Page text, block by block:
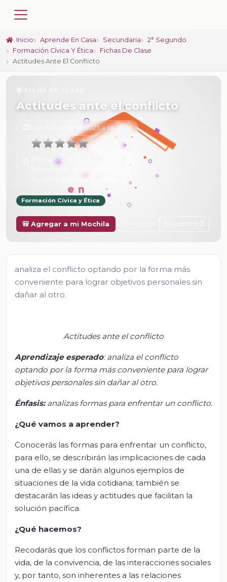
Inicio Aprende En Casa Secundaria
2° Segundo
Formación Cívica Y Ética
Fichas De Clase
Actitudes Ante El Conflicto
Actitudes ante el conflicto
6 de Febrero de 2025 a las 16:59
Promedio:
Sin calificar
Formación Cívica y Ética
🎒 Agregar a mi Mochila
analiza el conflicto optando por la forma más
conveniente para lograr objetivos personales sin
dañar al otro.
Actitudes ante el conflicto
Aprendizaje esperado: analiza el conflicto
optando por la forma másconveniente para lograr
objetivos personales sin dañar al otro.
Énfasis: analizas formas para enfrentar un conflicto.
¿Qué vamos a aprender?
Conocerás las formas para enfrentar un conflicto,
para ello, se describirán las implicaciones de cada
una de ellas y se darán algunos ejemplos de
situaciones de la vida cotidiana; también se
destacarán las ideas y actitudes que facilitan la
solución pacífica.
¿Qué hacemos?
Recodarás que los conflictos forman parte de la
vida, de la convivencia, de las interacciones sociales
y, por tanto, son inherentes a las relaciones